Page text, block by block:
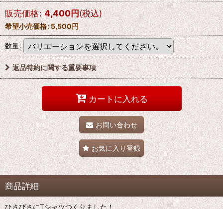
販売価格: 4,400円(税込)
希望小売価格:5,500円
数量:
返品特約に関する重要事項
カートに入れる
お問い合わせ
お気に入り登録
商品詳細
ひさびさにTシャツつくりました！